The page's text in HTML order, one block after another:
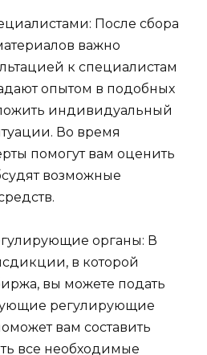
После сбора
важно
к специалистам
опытом в подобных
индивидуальный
Во время
помогут вам оценить
возможные
органы: В
в которой
вы можете подать
регулирующие
вам составить
все необходимые